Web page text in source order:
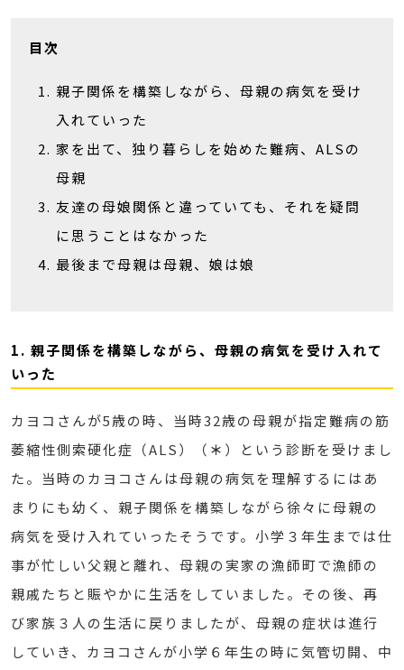
目次
親子関係を構築しながら、母親の病気を受け
入れていった
家を出て、独り暮らしを始めた難病、ALSの
母親
友達の母娘関係と違っていても、それを疑問
に思うことはなかった
最後まで母親は母親、娘は娘
1. 親子関係を構築しながら、母親の病気を受け入れて
いった
カヨコさんが5歳の時、当時32歳の母親が指定難病の筋
萎縮性側索硬化症（ALS）（ ＊ ）という診断を受けまし
た。当時のカヨコさんは母親の病気を理解するにはあ
まりにも幼く、親子関係を構築しながら徐々に母親の
病気を受け入れていったそうです。小学３年生までは仕
事が忙しい父親と離れ、母親の実家の漁師町で漁師の
親戚たちと賑やかに生活をしていました。その後、再
び家族３人の生活に戻りましたが、母親の症状は進行
していき、カヨコさんが小学６年生の時に気管切開、中